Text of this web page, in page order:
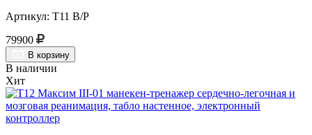
Артикул: Т11 В/Р
79900
В корзину
В наличии
Хит